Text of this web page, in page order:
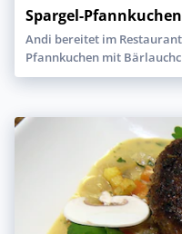
Spargel-Pfannkuchen
Andi bereitet im
Pfannkuchen mit